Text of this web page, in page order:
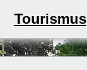
Tourismus